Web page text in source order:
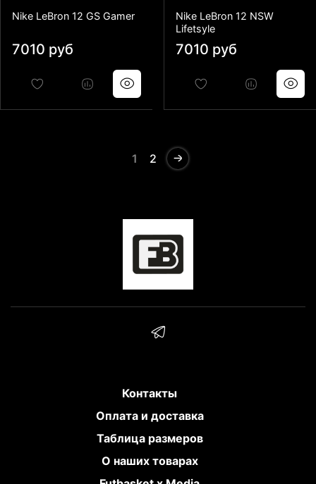
Nike LeBron 12 GS Gamer
7010 руб
Nike LeBron 12 NSW
Lifetsyle
7010 руб
1 2
Контакты
Оплата и доставка
Таблица размеров
О наших товарах